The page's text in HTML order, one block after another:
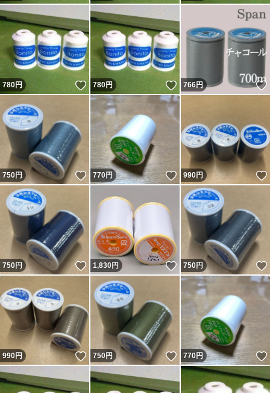
780円 いいね！
780円 いいね！
766円
750円 いいね！
770円 いいね！
990円
750円 いいね！
1,830円 いいね！
750円
990円 いいね！
750円 いいね！
770円